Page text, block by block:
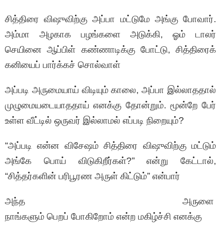
சித்திரை விஷுவிற்கு அப்பா மட்டுமே அங்கு போவார்.
அம்மா அழகாக பழங்களை அடுக்கி, ஓம் டாலர்
செயினை ஆப்பிள் கண்ணாடிக்கு போட்டு, சித்திரைக்
கனியைப் பார்க்கச் சொல்வாள்
அப்படி அருமையாய் விடியும் காலை, அப்பா இல்லாததால்
முழுமையடையாததாய் எனக்கு தோன்றும். மூன்றே பேர்
உள்ள வீட்டில் ஒருவர் இல்லாமல் எப்படி நிறையும்?
“அப்படி என்ன விசேஷம் சித்திரை விஷுவிற்கு மட்டும்
அங்கே பொய் விடுகிறீர்கள்?” என்று கேட்டால்,
“சித்தர்களின் பரிபூரண அருள் கிட்டும்” என்பார்
அந்த அருளை
நாங்களும் பெறப் போகிறோம் என்ற மகிழ்ச்சி எனக்கு